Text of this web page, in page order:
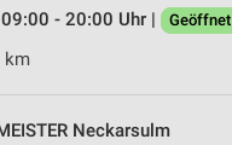
- 20:00 Uhr | Geöffnet
km
Neckarsulm